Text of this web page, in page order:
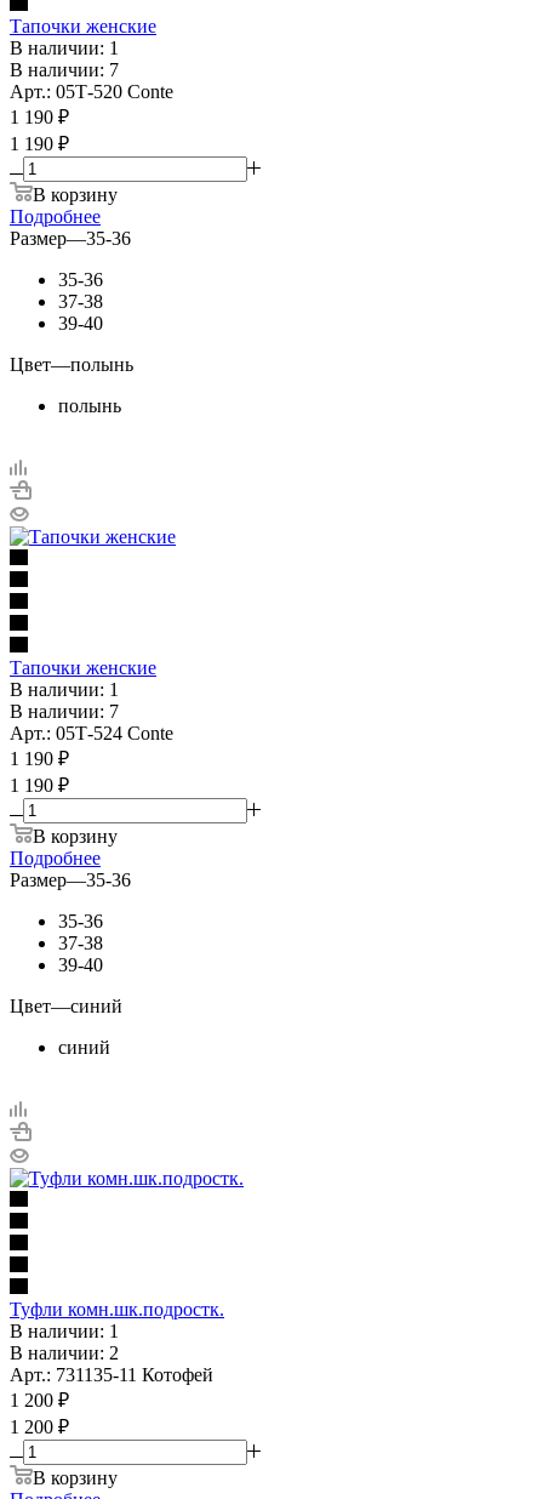
Тапочки женские
В наличии: 1
В наличии: 7
Арт.: 05Т-520 Conte
1 190 ₽
1 190 ₽
В корзину
Подробнее
Размер—35-36
35-36
37-38
39-40
Цвет—полынь
полынь
Тапочки женские
В наличии: 1
В наличии: 7
Арт.: 05Т-524 Conte
1 190 ₽
1 190 ₽
В корзину
Подробнее
Размер—35-36
35-36
37-38
39-40
Цвет—синий
синий
Туфли комн.шк.подростк.
В наличии: 1
В наличии: 2
Арт.: 731135-11 Котофей
1 200 ₽
1 200 ₽
В корзину